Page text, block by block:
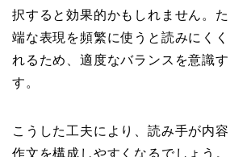
択すると効果的かもしれません。
端な表現を頻繁に使うと読みにく
れるため、適度なバランスを意識
す。
こうした工夫により、読み手が内
作文を構成しやすくなるでしょう